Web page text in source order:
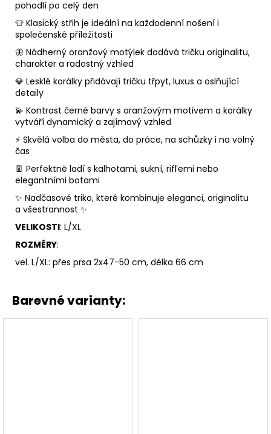
pohodlí po celý den
👕 Klasický střih je ideální na každodenní nošení i
společenské příležitosti
🦋 Nádherný oranžový motýlek dodává tričku originalitu,
charakter a radostný vzhled
💎 Lesklé korálky přidávají tričku třpyt, luxus a oslňující
detaily
💫 Kontrast černé barvy s oranžovým motivem a korálky
vytváří dynamický a zajímavý vzhled
⚡ Skvělá volba do města, do práce, na schůzky i na volný
čas
👖 Perfektně ladí s kalhotami, sukní, rifľemi nebo
elegantními botami
✨ Nadčasové triko, které kombinuje eleganci, originalitu
a všestrannost ✨
VELIKOSTI: L/XL
ROZMĚRY:
vel. L/XL: přes prsa 2x47-50 cm, délka 66 cm
Barevné varianty: